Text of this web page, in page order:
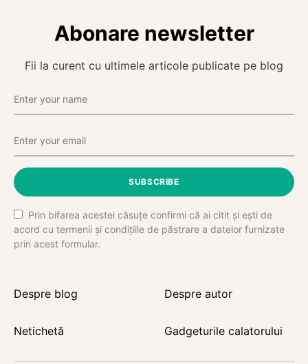
Abonare newsletter
Fii la curent cu ultimele articole publicate pe blog
SUBSCRIBE
Prin bifarea acestei căsuțe confirmi că ai citit și ești de
acord cu termenii și condițiile de păstrare a datelor furnizate
prin acest formular.
Despre blog Despre autor
Netichetă Gadgeturile calatorului